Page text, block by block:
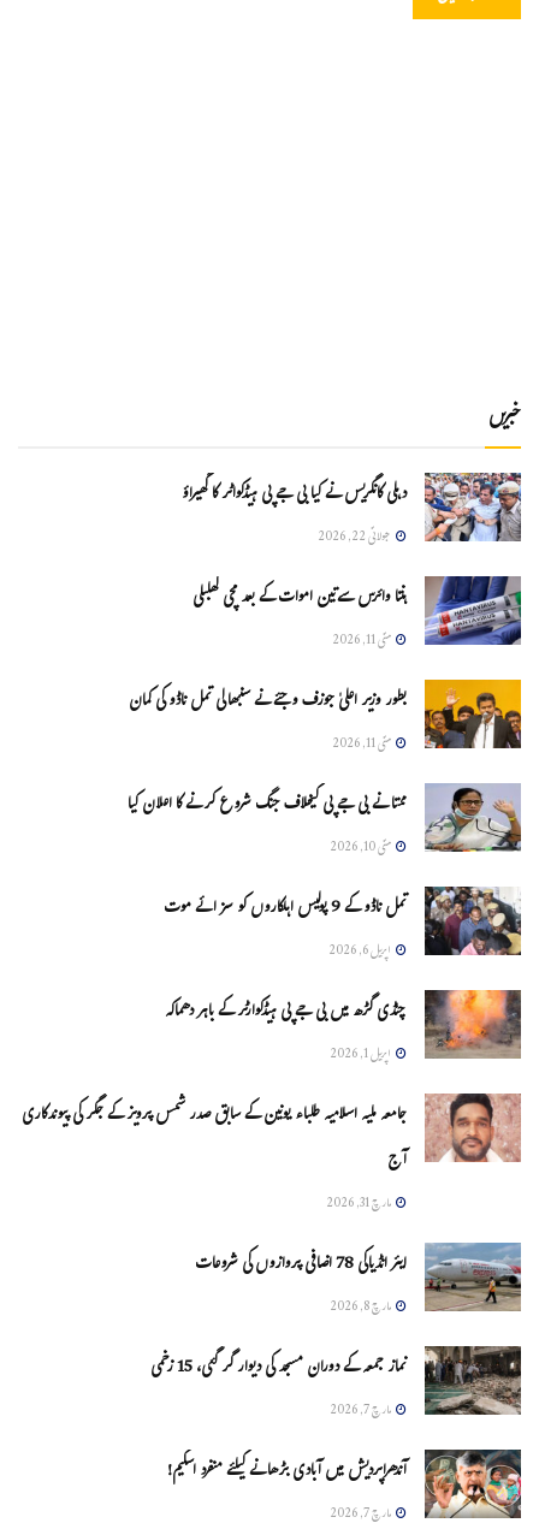
خبریں
دہلی کانگریس نے کیا بی جے پی ہیڈکواٹر کا گھیراؤ
جولائی 22, 2026
ہنتا وائرس سےتین اموات کے بعد مچی کھلبلی
مئی 11, 2026
بطور وزیر اعلیٰ جوزف وجئے نے سنبھالی تمل ناڈو کی کمان
مئی 11, 2026
ممتا نے بی جے پی کیخلاف جنگ شروع کرنے کا اعلان کیا
مئی 10, 2026
تمل ناڈو کے 9 پولیس اہلکاروں کو سزائے موت
اپریل 6, 2026
چنڈی گڑھ میں بی جے پی ہیڈکوارٹر کے باہر دھماکہ
اپریل 1, 2026
جامعہ ملیہ اسلامیہ طلباء یونین کے سابق صدر شمس پرویز کے جگر کی پیوندکاری
آج
مارچ 31, 2026
ایئر انڈیاکی 78 اضافی پروازوں کی شروعات
مارچ 8, 2026
نماز جمعہ کے دوران مسجد کی دیوار گر گئی، 15 زخمی
مارچ 7, 2026
آندھراپردیش میں آبادی بڑھانے کیلئے منفرد اسکیم!
مارچ 7, 2026